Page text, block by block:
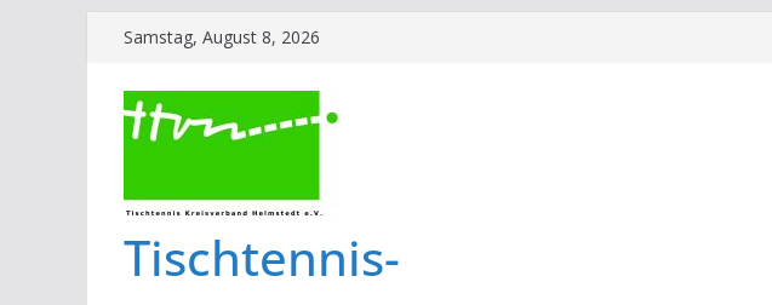
Samstag, August 8, 2026
Tischtennis-